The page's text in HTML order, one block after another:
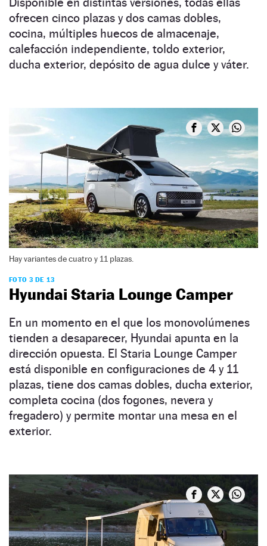
ofrecen cinco plazas y dos camas dobles,
cocina, múltiples huecos de almacenaje,
calefacción independiente, toldo exterior,
ducha exterior, depósito de agua dulce y váter.
Hay variantes de cuatro y 11 plazas.
FOTO 3 DE 13
Hyundai Staria Lounge Camper
En un momento en el que los monovolúmenes
tienden a desaparecer, Hyundai apunta en la
dirección opuesta. El Staria Lounge Camper
está disponible en configuraciones de 4 y 11
plazas, tiene dos camas dobles, ducha exterior,
completa cocina (dos fogones, nevera y
fregadero) y permite montar una mesa en el
exterior.